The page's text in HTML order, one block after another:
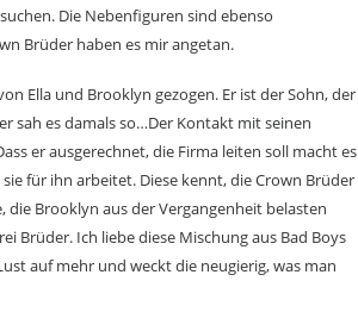
Die Nebenfiguren sind ebenso
Brüder haben es mir angetan.
Ella und Brooklyn gezogen. Er ist der Sohn, der
sah es damals so…Der Kontakt mit seinen
er ausgerechnet, die Firma leiten soll macht es
für ihn arbeitet. Diese kennt, die Crown Brüder
Brooklyn aus der Vergangenheit belasten
Brüder. Ich liebe diese Mischung aus Bad Boys
auf mehr und weckt die neugierig, was man